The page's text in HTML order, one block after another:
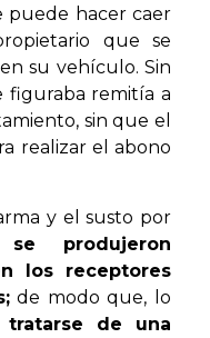
hacer caer
que se
su vehículo. Sin
figuraba remitía a
sin que el
realizar el abono
y el susto por
produjeron
los receptores
de modo que, lo
tratarse de una